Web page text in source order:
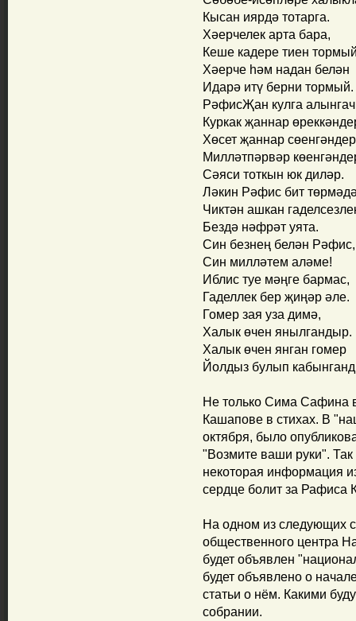
Кысан иярдә тотарга.
Хәерчелек арта бара,
Кеше кадере тиен
Хәерче һәм надан белән
Идарә итү берни тормый.
РәфисҖан кулга
Куркак җаннар
Хөсет җаннар
Милләтпәрвәр
Сәяси тоткын юк диләр.
Ләкин Рәфис бит
Чиктән ашкан
Бездә нәфрәт уята.
Син безнең белән
Син милләтем аләме!
Иблис туе мәңге бармас,
Гаделлек бер җиңәр әле.
Гомер зая уза димә,
Халык өчен янылгандыр.
Халык өчен янган гомер
Йолдыз булып
Не только Сима Сафина
Кашапове в стихах. В
октября, было
"Возмите ваши руки".
некоторая информация
сердце болит за Рафиса
На одном из следующих
общественного центра
будет объявлен
будет объявлено о
статьи о нём. Какими
собрании.